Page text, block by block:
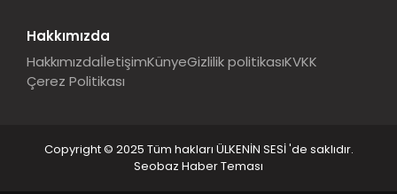
Hakkımızda
HakkımızdaİletişimKünyeGizlilik politikasıKVKK
Çerez Politikası
Copyright © 2025 Tüm hakları ÜLKENİN SESİ 'de saklıdır.
Seobaz Haber Teması